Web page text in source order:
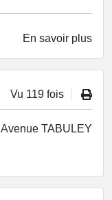
En savoir plus
Vu 119 fois
Avenue TABULEY